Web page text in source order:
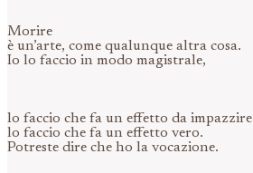
Morire
è un’arte, come qualunque altra cosa.
Io lo faccio in modo magistrale,
lo faccio che fa un effetto da impazzire
lo faccio che fa un effetto vero.
Potreste dire che ho la vocazione.